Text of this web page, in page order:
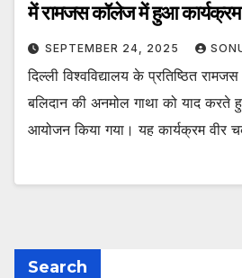
में रामजस कॉलेज में हुआ कार्यक्रम
SEPTEMBER 24, 2025
दिल्ली विश्वविद्यालय के प्रतिष्ठित
बलिदान की अनमोल गाथा को याद करते
आयोजन किया गया। यह कार्यक्रम वीर
Search